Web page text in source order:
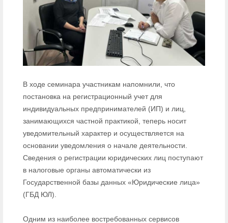
В ходе семинара участникам напомнили, что
постановка на регистрационный учет для
индивидуальных предпринимателей (ИП) и лиц,
занимающихся частной практикой, теперь носит
уведомительный характер и осуществляется на
основании уведомления о начале деятельности.
Сведения о регистрации юридических лиц поступают
в налоговые органы автоматически из
Государственной базы данных «Юридические лица»
(ГБД ЮЛ).
Одним из наиболее востребованных сервисов